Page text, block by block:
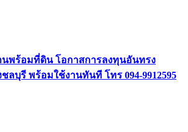
นพร้อมที่ดิน โอกาสการลงทุนอันทรง
ลบุรี พร้อมใช้งานทันที โทร 094-9912595